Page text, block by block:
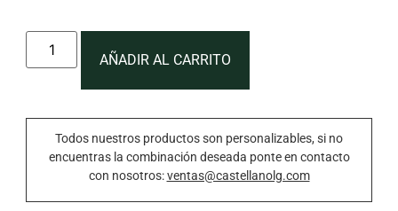
AÑADIR AL CARRITO
Todos nuestros productos son personalizables, si no
encuentras la combinación deseada ponte en contacto
con nosotros:ventas@castellanolg.com